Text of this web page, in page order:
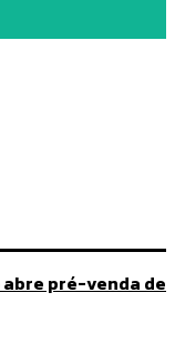
abre pré-venda de